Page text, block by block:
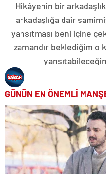
Hikâyenin bir
arkadaşlığa dair
yansıtması beni içine
zamandır beklediğim o
GÜNÜN EN ÖNEMLİ